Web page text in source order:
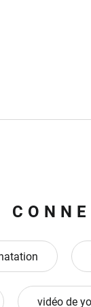
vidéo de